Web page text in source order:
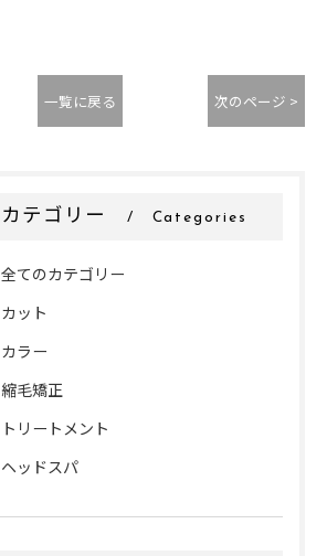
一覧に戻る 次のページ >
カテゴリー Categories
全てのカテゴリー
カット
カラー
縮毛矯正
トリートメント
ヘッドスパ